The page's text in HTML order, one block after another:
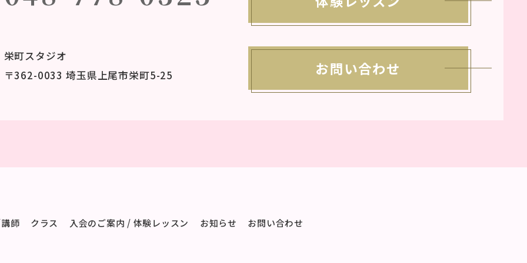
栄町スタジオ
〒362-0033 埼玉県上尾市栄町5-25
お問い合わせ
師 クラス 入会のご案内 / 体験レッスン お知らせ お問い合わせ